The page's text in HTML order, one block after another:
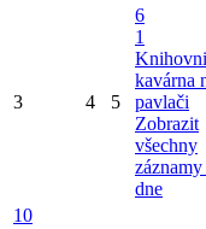
3 4 5
6
1
kavárna
pavlači
Zobrazit
všechny
záznamy
dne
10